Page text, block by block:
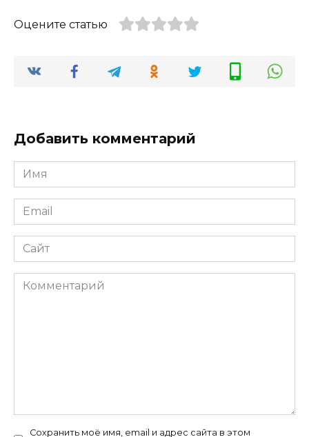
Оцените статью
Добавить комментарий
Имя
*
Email
*
Сайт
Комментарий
Сохранить моё имя, email и адрес сайта в этом